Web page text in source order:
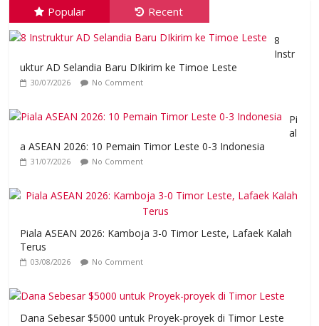
Popular Recent
8
Instr
uktur AD Selandia Baru DIkirim ke Timoe Leste
30/07/2026 No Comment
Pi
al
a ASEAN 2026: 10 Pemain Timor Leste 0-3 Indonesia
31/07/2026 No Comment
Piala ASEAN 2026: Kamboja 3-0 Timor Leste, Lafaek Kalah
Terus
03/08/2026 No Comment
Dana Sebesar $5000 untuk Proyek-proyek di Timor Leste